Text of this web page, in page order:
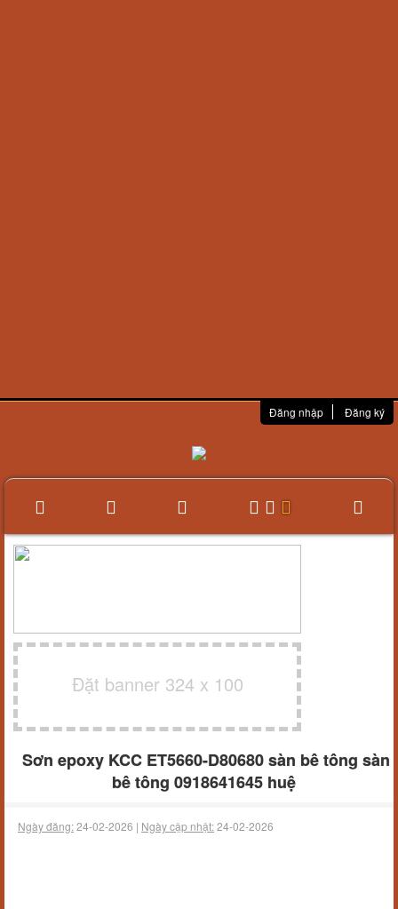
Đăng nhập Đăng ký
Đặt banner 324 x 100
Sơn epoxy KCC ET5660-D80680 sàn bê tông sàn
bê tông 0918641645 huệ
Ngày đăng:24-02-2026 | Ngày cập nhật:24-02-2026